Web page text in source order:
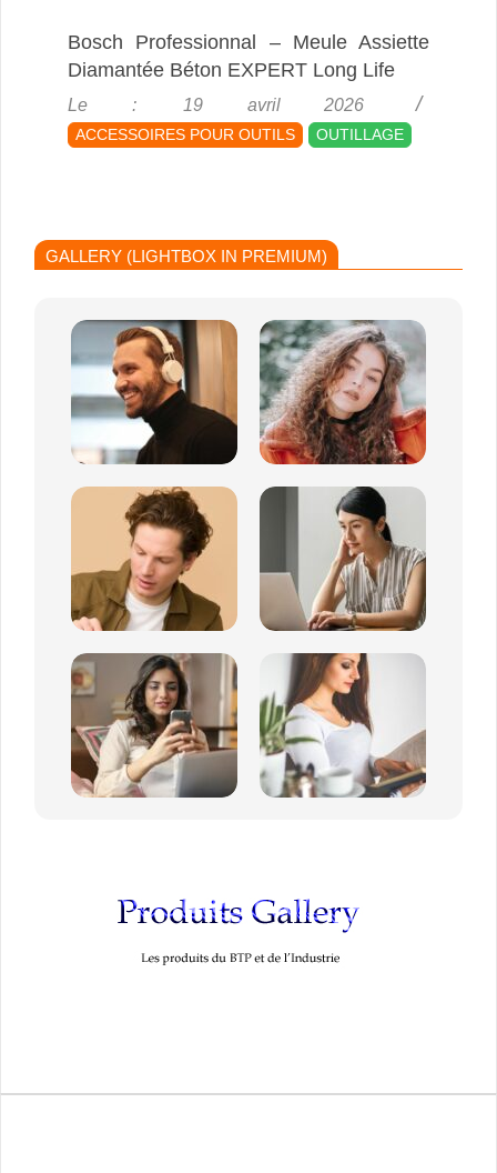
Bosch Professionnal – Meule Assiette
Diamantée Béton EXPERT Long Life
2026-
04-
19
Le : 19 avril 2026
ACCESSOIRES POUR OUTILS OUTILLAGE
GALLERY (LIGHTBOX IN PREMIUM)